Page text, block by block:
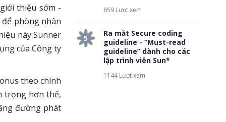
thiệu sớm -
phòng nhân
này Sunner
của Công ty
theo chính
trọng hơn thế,
đường phát
859 Lượt xem
5
Ra mắt Secure coding
guideline - “Must-read
guideline” dành cho các
lập trình viên Sun*
1144 Lượt xem